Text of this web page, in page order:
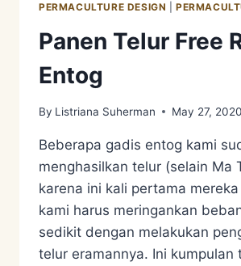
PERMACULTURE DESIGN |
Panen Telur Free
Entog
By Listriana Suherman May 27, 2020
Beberapa gadis entog kami
menghasilkan telur (selain Ma
karena ini kali pertama
kami harus meringankan
sedikit dengan melakukan
telur eramannya. Ini kumpulan